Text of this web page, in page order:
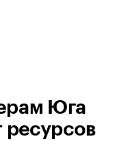
Юга
ресурсов